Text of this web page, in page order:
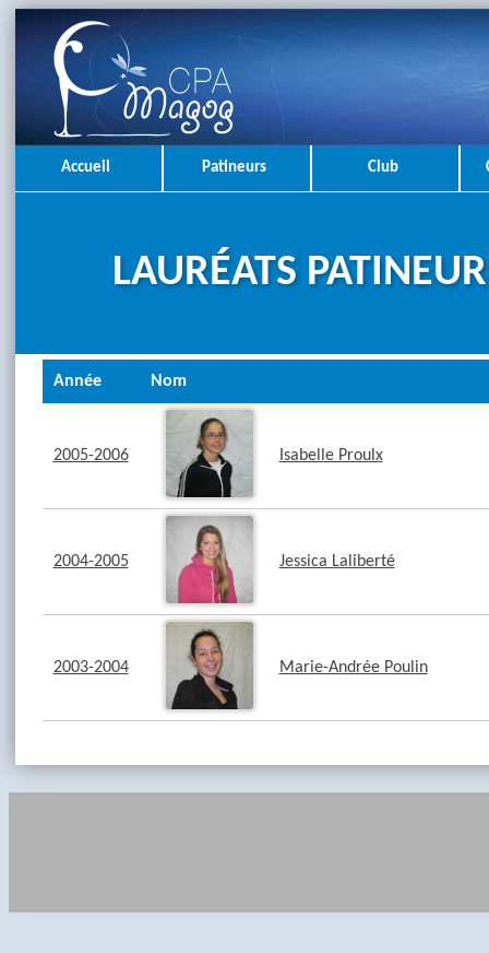
Accueil Patineurs Club
LAURÉATS
Année Nom
2005-2006 Isabelle Proulx
2004-2005 Jessica Laliberté
2003-2004 Marie-Andrée Poulin